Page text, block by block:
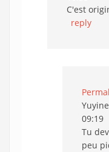
C'est
reply
Yuyine
09:19
Tu
peu